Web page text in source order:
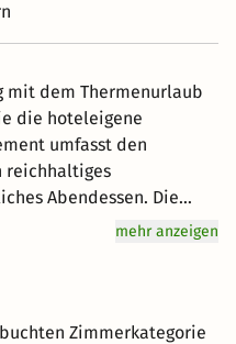
mit dem Thermenurlaub
die hoteleigene
umfasst den
reichhaltiges
Abendessen. Die
bietet eine reizvolle
und
Penninger Schnaps-
für Einblicke in
mehr anzeigen
Zimmerkategorie